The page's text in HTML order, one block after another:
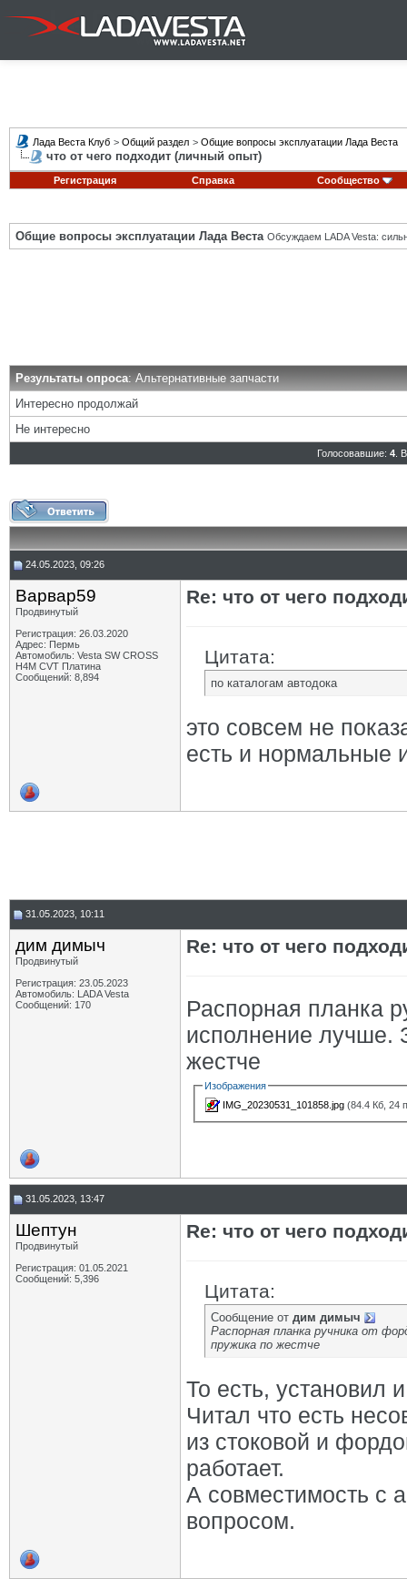
Лада Веста Клуб > Общий раздел > Общие вопросы эксплуатации Лада Веста
что от чего подходит (личный опыт)
Регистрация Справка Сообщество
Общие вопросы эксплуатации Лада Веста Обсуждаем LADA Vesta:
Результаты опроса: Альтернативные запчасти
Интересно продолжай
Не интересно
Голосовавшие: 4.
24.05.2023, 09:26
Варвар59
Продвинутый
Регистрация: 26.03.2020
Адрес: Пермь
Автомобиль: Vesta SW CROSS
H4M CVT Платина
Сообщений: 8,894
Re: что от чего
Цитата:
по каталогам автодока
это совсем не
есть и нормальные
31.05.2023, 10:11
дим димыч
Продвинутый
Регистрация: 23.05.2023
Автомобиль: LADA Vesta
Сообщений: 170
Re: что от чего
Распорная планка
исполнение лучше.
жестче
Изображения
IMG_20230531_101858.jpg (84.4 Кб, 24
31.05.2023, 13:47
Шептун
Продвинутый
Регистрация: 01.05.2021
Сообщений: 5,396
Re: что от чего
Цитата:
Сообщение от дим димыч
Распорная планка ручника от
пружика по жестче
То есть, установил
Читал что есть
из стоковой и
работает.
А совместимость с
вопросом.